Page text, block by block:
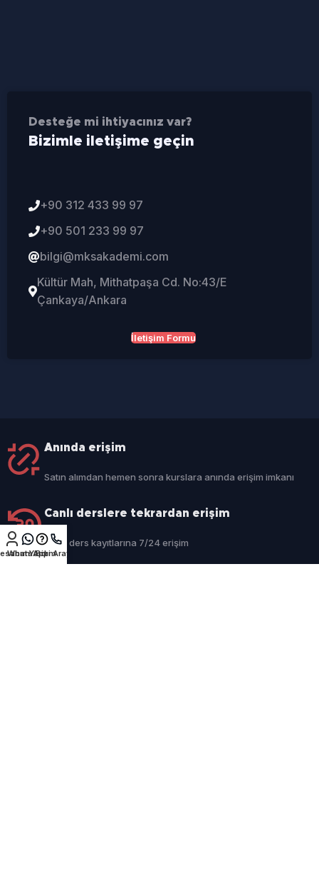
Desteğe mi ihtiyacınız var?
Bizimle iletişime geçin
+90 312 433 99 97
+90 501 233 99 97
bilgi@mksakademi.com
Kültür Mah, Mithatpaşa Cd. No:43/E
Çankaya/Ankara
İletişim Formu
Anında erişim
Satın alımdan hemen sonra kurslara anında erişim imkanı
Canlı derslere tekrardan erişim
Canlı ders kayıtlarına 7/24 erişim
WhatsApp
Yardım
Bizi Arayın